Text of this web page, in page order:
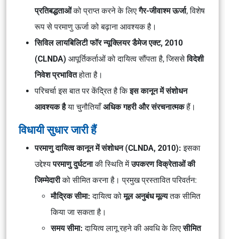
प्रतिबद्धताओंको प्राप्त करने के लिएगैर-जीवाश्म ऊर्जा, विशेष
रूप से परमाणु ऊर्जा को बढ़ाना आवश्यक है।
सिविल लायबिलिटी फॉर न्यूक्लियर डैमेज एक्ट, 2010
(CLNDA) आपूर्तिकर्ताओं को दायित्व सौंपता है, जिससेविदेशी
निवेश प्रभावितहोता है।
परिचर्चा इस बात पर केंद्रित है किइस कानून में संशोधन
आवश्यक हैया चुनौतियाँअधिक गहरी और संरचनात्मकहैं।
विधायी सुधार जारी हैं
परमाणु दायित्व कानून में संशोधन (CLNDA, 2010): इसका
उद्देश्यपरमाणु दुर्घटनाकी स्थिति मेंउपकरण विक्रेताओं की
जिम्मेदारीको सीमित करना है। प्रमुख प्रस्तावित परिवर्तन:
मौद्रिक सीमा: दायित्व कोमूल अनुबंध मूल्यतक सीमित
किया जा सकता है।
समय सीमा: दायित्व लागू रहने की अवधि के लिएसीमित